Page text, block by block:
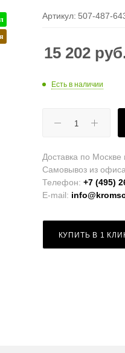
Артикул: 507-487-
15 202
Есть в наличии
Доставка по
Самовывоз из
Телефон:+7 (495)
E-mail:
КУПИТЬ В 1